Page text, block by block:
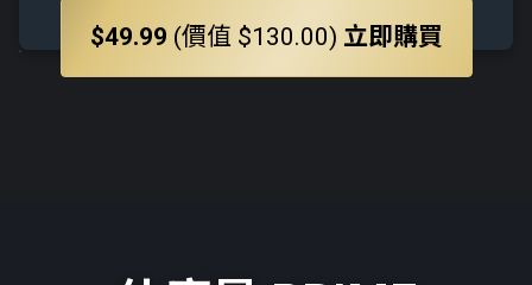
$49.99 (價值 $130.00) 立即購買